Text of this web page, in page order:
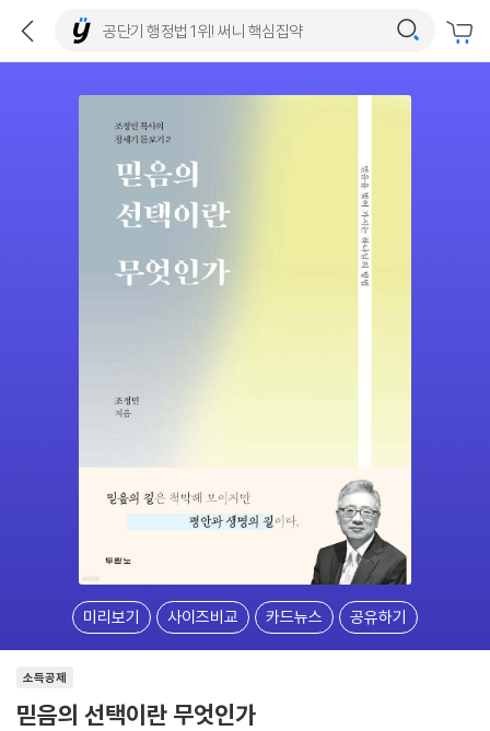
미리보기 사이즈비교 카드뉴스 공유하기
소득공제
믿음의 선택이란 무엇인가